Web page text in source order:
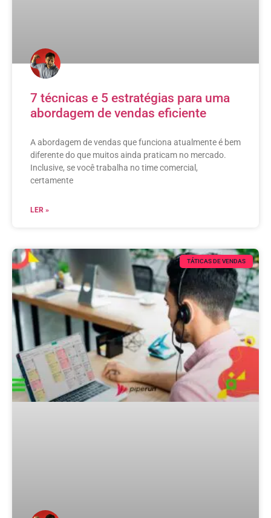
7 técnicas e 5 estratégias para uma
abordagem de vendas eficiente
A abordagem de vendas que funciona atualmente é bem
diferente do que muitos ainda praticam no mercado.
Inclusive, se você trabalha no time comercial,
certamente
LER »
TÁTICAS DE VENDAS